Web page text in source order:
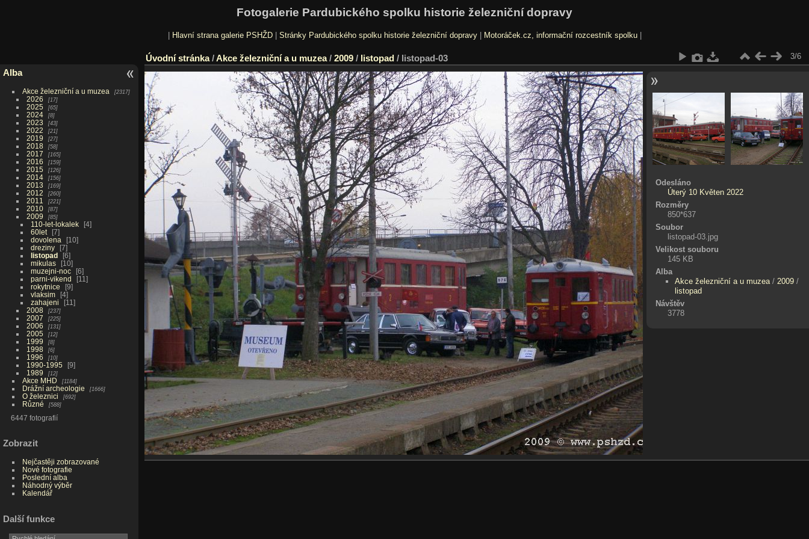
Fotogalerie Pardubického spolku historie železniční dopravy
Hlavní strana galerie PSHŽD| Stránky Pardubického spolku historie železniční dopravy| Motoráček.cz, informační rozcestník spolku|
Alba
Akce železniční a u muzea 2317
2026 17
2025 65
2024 8
2023 43
2022 21
2019 27
2018 58
2017 165
2016 159
2015 126
2014 156
2013 169
2012 260
2011 221
2010 87
2009 85
110-let-lokalek
4
60let
7
dovolena
10
dreziny
7
listopad
6
mikulas
10
muzejni-noc
6
parni-vikend
11
rokytnice
9
vlaksim
4
zahajeni
11
2008
237
2007 225
2006 131
2005 12
1999 8
1998 6
1996 10
1990-1995
9
1989
12
Akce MHD 1184
Drážní archeologie 1666
O železnici 692
Různé 588
6447 fotografií
Zobrazit
Nejčastěji zobrazované
Nové fotografie
Poslední alba
Náhodný výběr
Kalendář
Další funkce
Úvodní stránka/Akce železniční a u muzea/ 2009 / listopad / listopad-03 3/6
Odesláno
Úterý 10 Květen 2022
Rozměry
850*637
Soubor
listopad-03.jpg
Velikost souboru
145 KB
Alba
Akce železniční a u muzea / 2009 /
listopad
Návštěv
3778